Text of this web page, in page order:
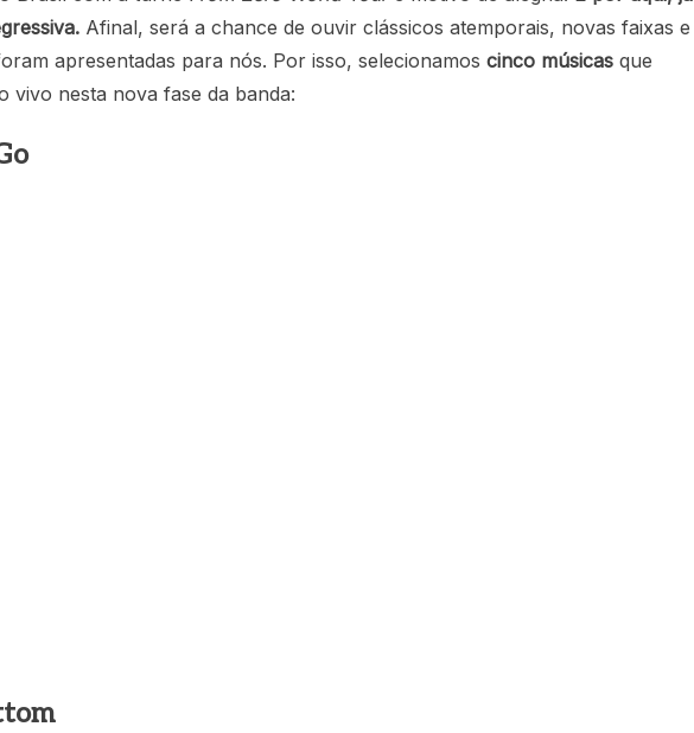
Afinal, será a chance de ouvir clássicos atemporais, novas faixas e
apresentadas para nós. Por isso, selecionamos cinco músicas que
vivo nesta nova fase da banda: